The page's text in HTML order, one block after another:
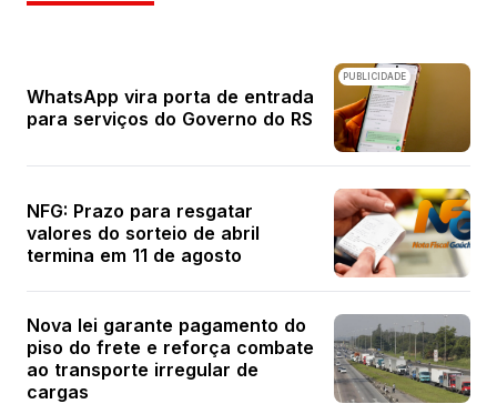
PUBLICIDADE
WhatsApp vira porta de entrada
para serviços do Governo do RS
NFG: Prazo para resgatar
valores do sorteio de abril
termina em 11 de agosto
Nova lei garante pagamento do
piso do frete e reforça combate
ao transporte irregular de
cargas